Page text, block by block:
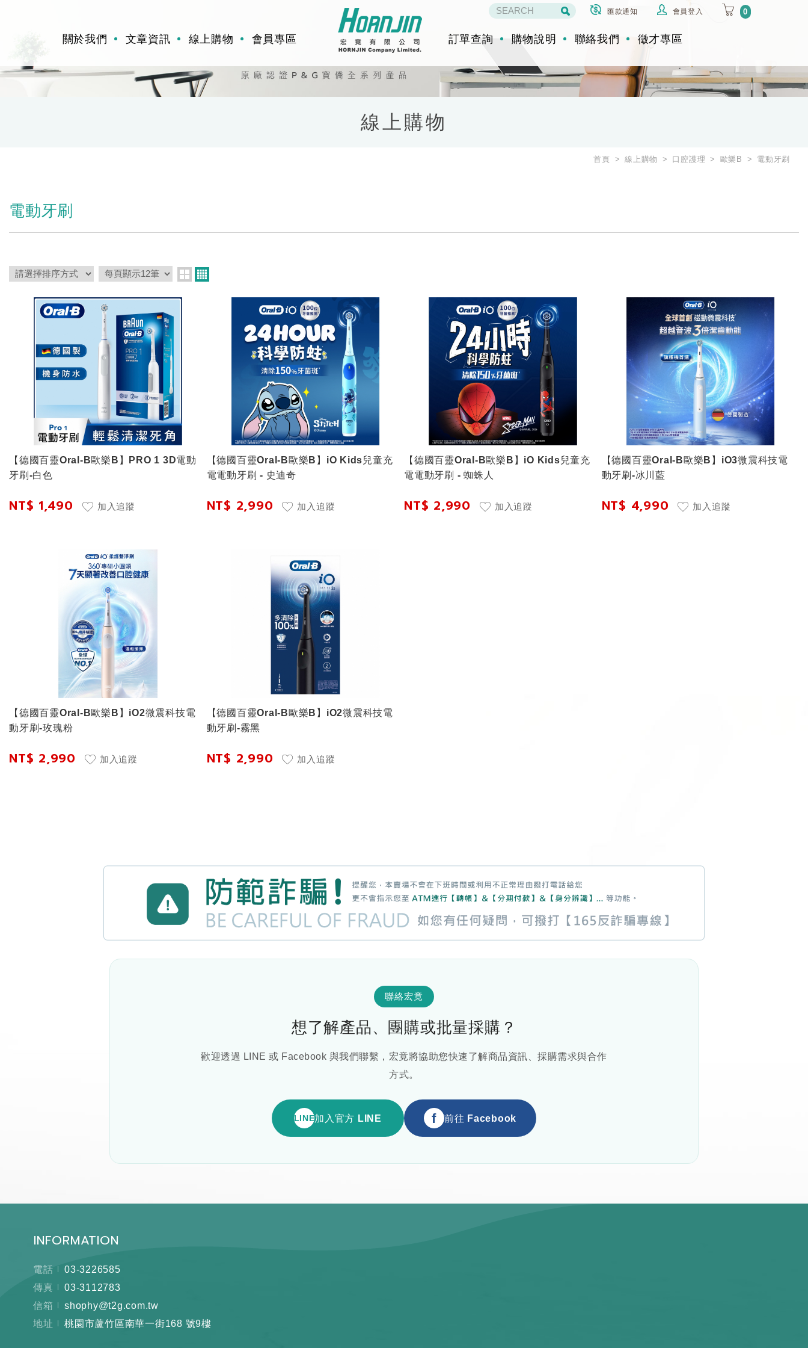
匯款通知 會員登入 0
關於我們 文章資訊 線上購物 會員專區 訂單查詢 購物說明 聯絡我們 徵才專區
線上購物
首頁 線上購物 口腔護理 歐樂B 電動牙刷
電動牙刷
【德國百靈Oral-B歐樂B】PRO 1 3D電動
牙刷-白色
NT$ 1,490 加入追蹤
【德國百靈Oral-B歐樂B】iO Kids兒童充
電電動牙刷 - 史迪奇
NT$ 2,990 加入追蹤
【德國百靈Oral-B歐樂B】iO Kids兒童充
電電動牙刷 - 蜘蛛人
NT$ 2,990 加入追蹤
【德國百靈Oral-B歐樂B】iO3微震科技電
動牙刷-冰川藍
NT$ 4,990 加入追蹤
【德國百靈Oral-B歐樂B】iO2微震科技電
動牙刷-玫瑰粉
NT$ 2,990 加入追蹤
【德國百靈Oral-B歐樂B】iO2微震科技電
動牙刷-霧黑
NT$ 2,990 加入追蹤
聯絡宏竟
想了解產品、團購或批量採購？
歡迎透過 LINE 或 Facebook 與我們聯繫，宏竟將協助您快速了解商品資訊、採購需求與合作
方式。
LINE加入官方 LINE f 前往 Facebook
INFORMATION
電話
03-3226585
傳真
03-3112783
信箱
shophy@t2g.com.tw
地址
桃園市蘆竹區南華一街168 號9樓